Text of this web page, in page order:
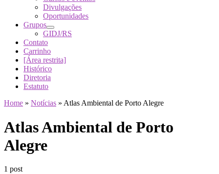
Divulgações
Oportunidades
Grupos
GIDJ/RS
Contato
Carrinho
[Área restrita]
Histórico
Diretoria
Estatuto
Home » Notícias » Atlas Ambiental de Porto Alegre
Atlas Ambiental de Porto
Alegre
1 post